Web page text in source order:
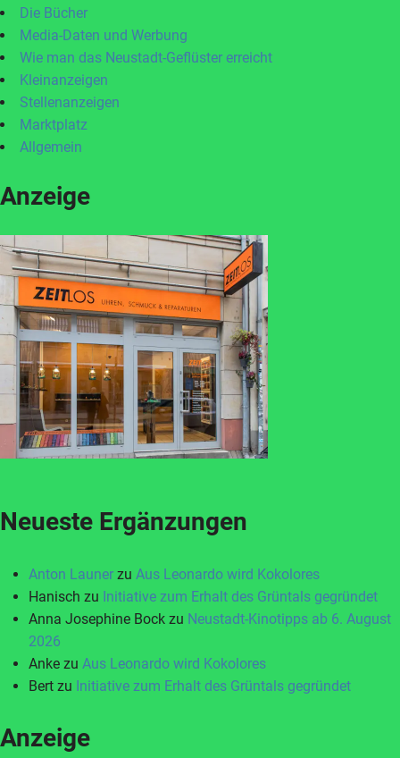
Die Bücher
Media-Daten und Werbung
Wie man das Neustadt-Geflüster erreicht
Kleinanzeigen
Stellenanzeigen
Marktplatz
Allgemein
Anzeige
Neueste Ergänzungen
Anton Launer zu Aus Leonardo wird Kokolores
Hanisch zu Initiative zum Erhalt des Grüntals gegründet
Anna Josephine Bock zu Neustadt-Kinotipps ab 6. August
2026
Anke zu Aus Leonardo wird Kokolores
Bert zu Initiative zum Erhalt des Grüntals gegründet
Anzeige